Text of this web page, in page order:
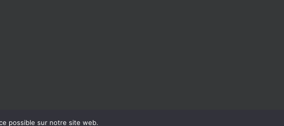
possible sur notre site web.